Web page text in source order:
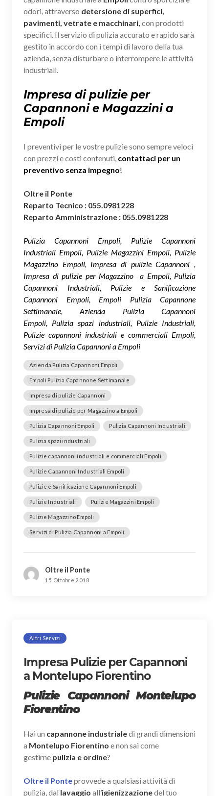
odori, attraverso detersione di superfici,
pavimenti, vetrate e macchinari, con prodotti
specifici. Il servizio di pulizia accurato e rapido sarà
gestito in accordo con i tempi di lavoro della tua
azienda, senza disturbare o interrompere le attività
industriali.
Impresa di pulizie per
Capannoni e Magazzini a
Empoli
I preventivi per le vostre pulizie sono sempre veloci
con prezzi e costi contenuti, contattaci per un
preventivo senza impegno!
Oltre il Ponte
Reparto Tecnico : 055.0981228
Reparto Amministrazione : 055.0981228
Pulizia Capannoni Empoli, Pulizie Capannoni
Industriali Empoli, Pulizie Magazzini Empoli, Pulizie
Magazzino Empoli, Impresa di pulizie Capannoni ,
Impresa di pulizie per Magazzino a Empoli, Pulizia
Capannoni Industriali, Pulizie e Sanificazione
Capannoni Empoli, Empoli Pulizia Capannone
Settimanale, Azienda Pulizia Capannoni
Empoli, Pulizia spazi industriali, Pulizie Industriali,
Pulizie capannoni industriali e commerciali Empoli,
Servizi di Pulizia Capannoni a Empoli
Azienda Pulizia Capannoni Empoli
Empoli Pulizia Capannone Settimanale
Impresa di pulizie Capannoni
Impresa di pulizie per Magazzino a Empoli
Pulizia Capannoni Empoli Pulizia Capannoni Industriali
Pulizia spazi industriali
Pulizie capannoni industriali e commerciali Empoli
Pulizie Capannoni Industriali Empoli
Pulizie e Sanificazione Capannoni Empoli
Pulizie Industriali Pulizie Magazzini Empoli
Pulizie Magazzino Empoli
Servizi di Pulizia Capannoni a Empoli
Oltre il Ponte
15 Ottobre 2018
Altri Servizi
Impresa Pulizie per Capannoni
a Montelupo Fiorentino
Pulizie Capannoni Montelupo
Fiorentino
Hai un capannone industrialedi grandi dimensioni
a Montelupo Fiorentino e non sai come
gestirne pulizia e ordine?
Oltre il Ponteprovvede a qualsiasi attività di
pulizia, dal lavaggio all’igienizzazionedel tuo